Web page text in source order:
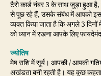
टैरो कार्ड नंबर 3 के साथ जुड़ा हुआ
से पूछ रहे हैं, उसके संबंध में आपको इस
व्यक्त किया जाता है कि अगले 3
को ध्यान में रखना आपके लिए फायदेमंद
ज्योतिष
मेष राशि में सूर्य। आपकी / आपकी
अखंडता बनी रहती है। यह कुछ